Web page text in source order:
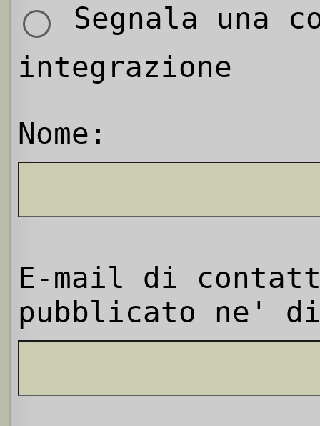
Segnala una
integrazione
Nome:
E-mail di
pubblicato ne'